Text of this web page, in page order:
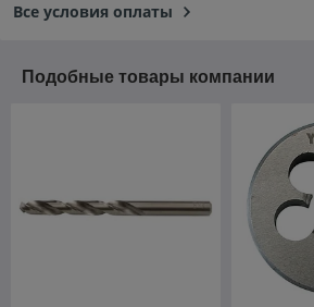
Все условия оплаты
Подобные товары компании